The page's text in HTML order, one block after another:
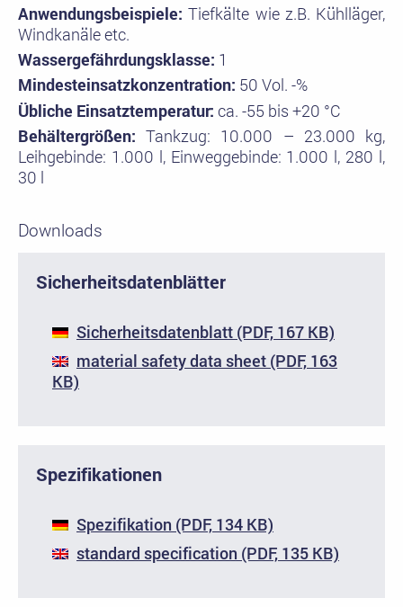
Anwendungsbeispiele: Tiefkälte wie z.B. Kühlläger,
Windkanäle etc.
Wassergefährdungsklasse: 1
Mindesteinsatzkonzentration: 50 Vol. -%
Übliche Einsatztemperatur: ca. -55 bis +20 °C
Behältergrößen: Tankzug: 10.000 – 23.000 kg,
Leihgebinde: 1.000 l, Einweggebinde: 1.000 l, 280 l,
30 l
Downloads
Sicherheitsdatenblätter
Sicherheitsdatenblatt (PDF, 167 KB)
material safety data sheet (PDF, 163
KB)
Spezifikationen
Spezifikation (PDF, 134 KB)
standard specification (PDF, 135 KB)